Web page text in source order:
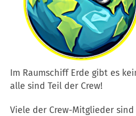
Im Raumschiff Erde gibt es
alle sind Teil der Crew!
Viele der Crew-Mitglieder